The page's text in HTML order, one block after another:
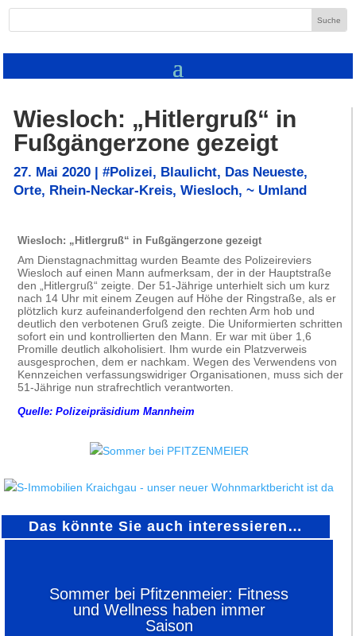
Wiesloch: „Hitlergruß“ in
Fußgängerzone gezeigt
27. Mai 2020 | #Polizei, Blaulicht, Das Neueste,
Orte, Rhein-Neckar-Kreis, Wiesloch, ~ Umland
Wiesloch: „Hitlergruß“ in Fußgängerzone gezeigt
Am Dienstagnachmittag wurden Beamte des Polizeireviers
Wiesloch auf einen Mann aufmerksam, der in der Hauptstraße
den „Hitlergruß“ zeigte. Der 51-Jährige unterhielt sich um kurz
nach 14 Uhr mit einem Zeugen auf Höhe der Ringstraße, als er
plötzlich kurz aufeinanderfolgend den rechten Arm hob und
deutlich den verbotenen Gruß zeigte. Die Uniformierten schritten
sofort ein und kontrollierten den Mann. Er war mit über 1,6
Promille deutlich alkoholisiert. Ihm wurde ein Platzverweis
ausgesprochen, dem er nachkam. Wegen des Verwendens von
Kennzeichen verfassungswidriger Organisationen, muss sich der
51-Jährige nun strafrechtlich verantworten.
Quelle: Polizeipräsidium Mannheim
Das könnte Sie auch interessieren…
Sommer bei Pfitzenmeier: Fitness
und Wellness haben immer
Saison